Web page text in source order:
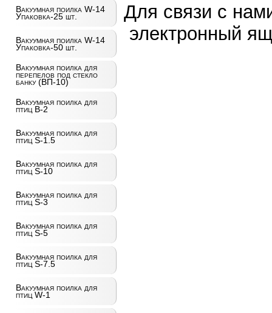
Вакуумная поилка W-14
Упаковка-25 шт.
Вакуумная поилка W-14
Упаковка-50 шт.
Вакуумная поилка для
перепелов под стекло
банку (ВП-10)
Вакуумная поилка для
птиц B-2
Вакуумная поилка для
птиц S-1.5
Вакуумная поилка для
птиц S-10
Вакуумная поилка для
птиц S-3
Вакуумная поилка для
птиц S-5
Вакуумная поилка для
птиц S-7.5
Вакуумная поилка для
птиц W-1
Для связи с
электронный